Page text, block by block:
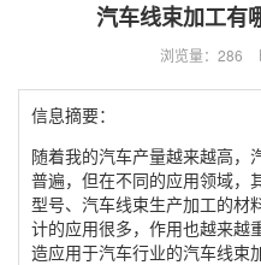
汽车线束加工有
浏览量：286
信息摘要：
随着我的汽车产量越来越高，
普遍，但在不同的应用领域，
型号、汽车线束生产加工的材
计的应用很多，作用也越来越
造应用于汽车行业的汽车线束